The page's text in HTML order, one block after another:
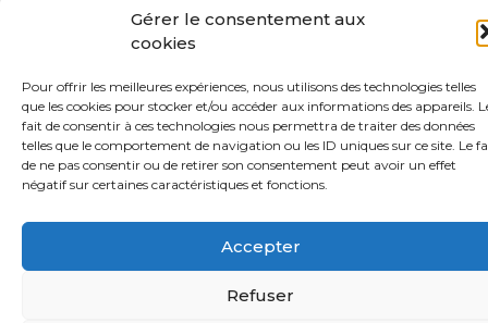
Gérer le consentement aux
cookies
Pour offrir les meilleures expériences, nous utilisons des technologies telles
que les cookies pour stocker et/ou accéder aux informations des appareils.
fait de consentir à ces technologies nous permettra de traiter des données
telles que le comportement de navigation ou les ID uniques sur ce site. Le
de ne pas consentir ou de retirer son consentement peut avoir un effet
négatif sur certaines caractéristiques et fonctions.
Accepter
Refuser